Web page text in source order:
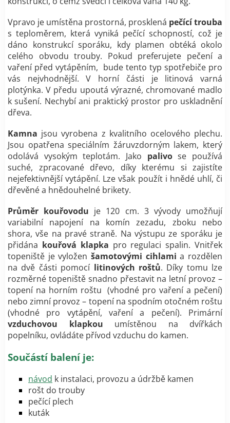
Vpravo je umístěna prostorná, prosklená pečící trouba
s teploměrem, která vyniká pečící schopností, což je
dáno konstrukcí sporáku, kdy plamen obtéká okolo
celého obvodu trouby. Pokud preferujete pečení a
vaření před vytápěním, bude tento typ spotřebiče pro
vás nejvhodnější. V horní části je litinová varná
plotýnka. V předu upoutá výrazné, chromované madlo
k sušení. Nechybí ani praktický prostor pro uskladnění
dřeva.
Kamna jsou vyrobena z kvalitního ocelového plechu.
Jsou opatřena speciálním žáruvzdorným lakem, který
odolává vysokým teplotám. Jako palivose používá
suché, zpracované dřevo, díky kterému si zajistíte
nejefektivnější vytápění. Lze však použít i hnědé uhlí, či
dřevěné a hnědouhelné brikety.
Průměr kouřovodu je 120 cm. 3 vývody umožňují
variabilní napojení na komín zezadu, zboku nebo
shora, vše na pravé straně. Na výstupu ze sporáku je
přidána kouřová klapka pro regulaci spalin. Vnitřek
topeniště je vyložen šamotovými cihlami a rozdělen
na dvě části pomocí litinových roštů. Díky tomu lze
rozměrné topeniště snadno přestavit na letní provoz –
topení na horním roštu (vhodné pro vaření a pečení)
nebo zimní provoz – topení na spodním otočném roštu
(vhodné pro vytápění, vaření a pečení). Primární
vzduchovou klapkou umístěnou na dvířkách
popelníku, ovládáte přívod vzduchu do kamen.
Součástí balení je:
návod k instalaci, provozu a údržbě kamen
rošt do trouby
pečící plech
kuták